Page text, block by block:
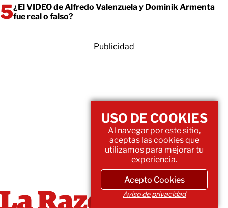
¿El VIDEO de Alfredo Valenzuela y Dominik Armenta
fue real o falso?
Publicidad
USO DE COOKIES
Al navegar por este sitio,
aceptas las cookies que
utilizamos para mejorar tu
experiencia.
Acepto Cookies
Aviso de privacidad